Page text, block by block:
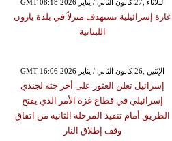
GMT 08:18 2026 الثلاثاء ,27 كانون الثاني / يناير
غارة إسرائيلية تستهدف منزلاً في بلدة يارون
اللبنانية
GMT 16:06 2026 الإثنين ,26 كانون الثاني / يناير
إسرائيل تعلن العثور على أخر جثة لجندي
إسرائيلي في قطاع غزة الأمر الذي يفتح
الطريق أمام تنفيذ المرحلة الثانية من اتفاق
وقف إطلاق النار